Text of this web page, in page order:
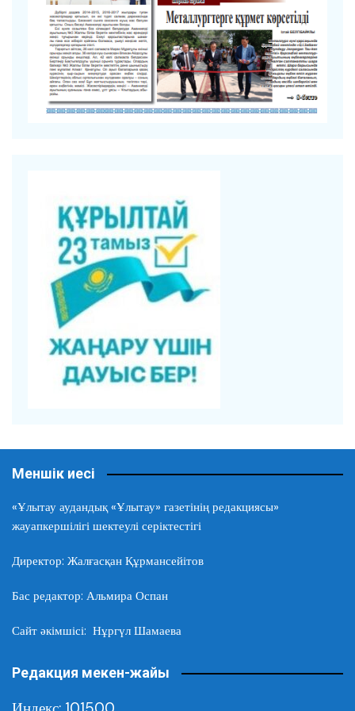
Меншік иесі
«Ұлытау аудандық «Ұлытау» газетінің редакциясы»
жауапкершілігі шектеулі серіктестігі
Директор: Жалғасқан Құрмансейітов
Бас редактор: Альмира Оспан
Сайт әкімшісі: Нұргүл Шамаева
Редакция мекен-жайы